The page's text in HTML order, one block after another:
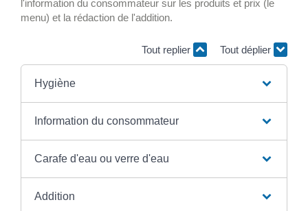
l'information du consommateur sur les produits et prix (le
menu) et la rédaction de l'addition.
Tout replier Tout déplier
Hygiène
Information du consommateur
Carafe d'eau ou verre d'eau
Addition